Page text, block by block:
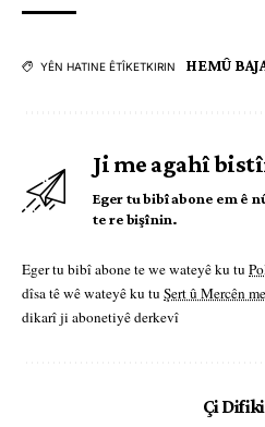
YÊN HATINE ÊTÎKETKIRIN HEMÛ
Ji me agahî
Eger tu bibî abone em ê
te re bişînin.
Eger tu bibî abone te we wateyê ku tu
dîsa tê wê wateyê ku tu Şert û Mercên me
dikarî ji abonetiyê derkevî
Çi